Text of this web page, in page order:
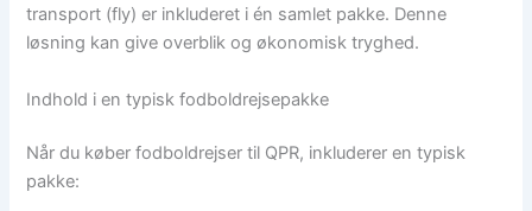
transport (fly) er inkluderet i én samlet pakke. Denne
løsning kan give overblik og økonomisk tryghed.
Indhold i en typisk fodboldrejsepakke
Når du køber fodboldrejser til QPR, inkluderer en typisk
pakke: